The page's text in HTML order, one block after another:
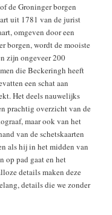
de Groninger borgen
uit 1781 van de jurist
omgeven door een
borgen, wordt de mooiste
zijn ongeveer 200
die Beckeringh heeft
een schat aan
Het deels nauwelijks
prachtig overzicht van de
maar ook van het
van de schetskaarten
als hij in het midden van
op pad gaat en het
details maken deze
details die we zonder